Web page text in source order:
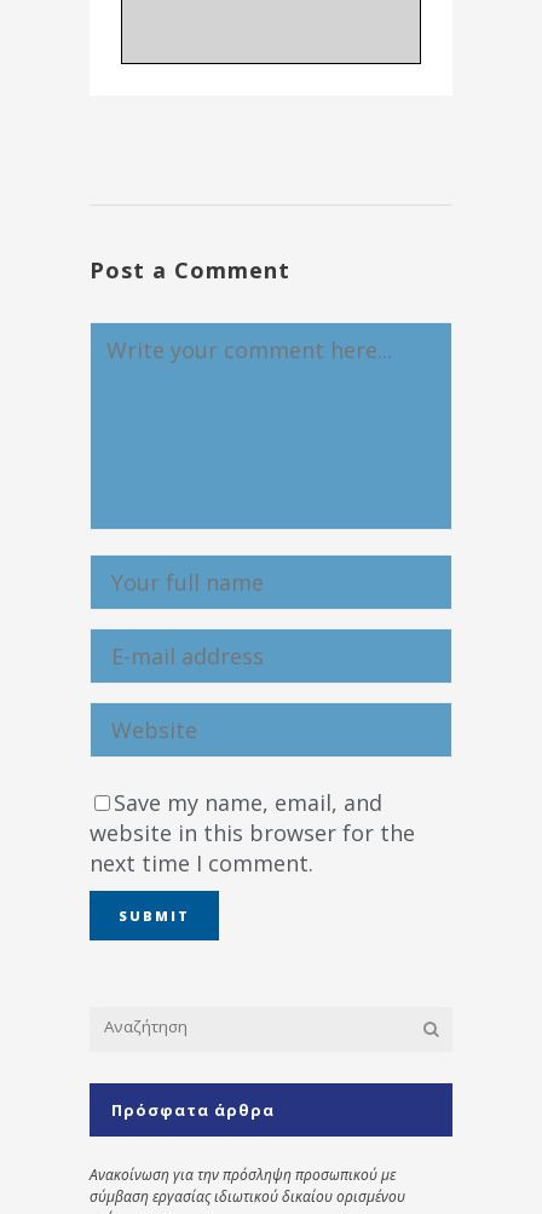
Post a Comment
Save my name, email, and
website in this browser for the
next time I comment.
Πρόσφατα άρθρα
Ανακοίνωση για την πρόσληψη προσωπικού με
σύμβαση εργασίας ιδιωτικού δικαίου ορισμένου